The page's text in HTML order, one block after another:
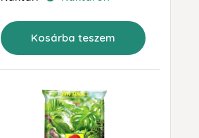
Kosárba teszem